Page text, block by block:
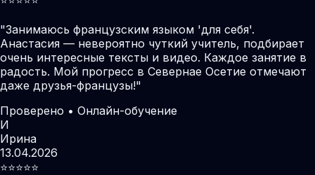
"Занимаюсь французским языком 'для себя'.
Анастасия — невероятно чуткий учитель, подбирает
очень интересные тексты и видео. Каждое занятие в
радость. Мой прогресс в Севернае Осетие отмечают
даже друзья-французы!"
Проверено • Онлайн-обучение
И
Ирина
13.04.2026
⭐️⭐️⭐️⭐️⭐️